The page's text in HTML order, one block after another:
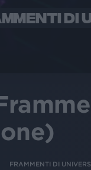
DI
FRAMMENTI DI